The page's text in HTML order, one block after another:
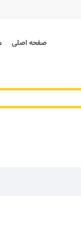
صفحه اصلی